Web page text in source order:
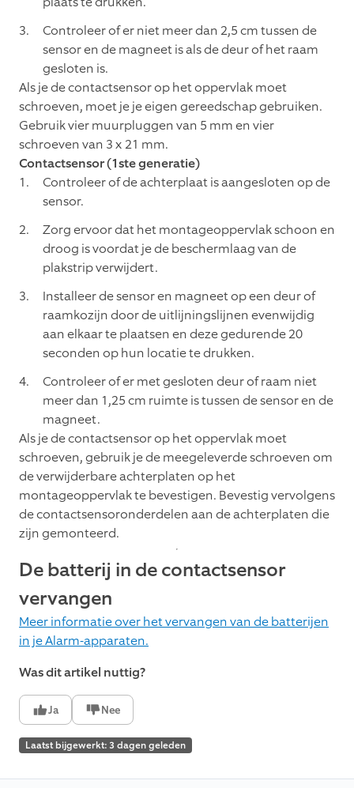
Controleer of er niet meer dan 2,5 cm tussen de
sensor en de magneet is als de deur of het raam
gesloten is.
Als je de contactsensor op het oppervlak moet
schroeven, moet je je eigen gereedschap gebruiken.
Gebruik vier muurpluggen van 5 mm en vier
schroeven van 3 x 21 mm.
Contactsensor (1ste generatie)
Controleer of de achterplaat is aangesloten op de
sensor.
Zorg ervoor dat het montageoppervlak schoon en
droog is voordat je de beschermlaag van de
plakstrip verwijdert.
Installeer de sensor en magneet op een deur of
raamkozijn door de uitlijningslijnen evenwijdig
aan elkaar te plaatsen en deze gedurende 20
seconden op hun locatie te drukken.
Controleer of er met gesloten deur of raam niet
meer dan 1,25 cm ruimte is tussen de sensor en de
magneet.
Als je de contactsensor op het oppervlak moet
schroeven, gebruik je de meegeleverde schroeven om
de verwijderbare achterplaten op het
montageoppervlak te bevestigen. Bevestig vervolgens
de contactsensoronderdelen aan de achterplaten die
zijn gemonteerd.
De batterij in de contactsensor
vervangen
Meer informatie over het vervangen van de batterijen
in je Alarm-apparaten.
Was dit artikel nuttig?
Ja Nee
Laatst bijgewerkt: 3 dagen geleden